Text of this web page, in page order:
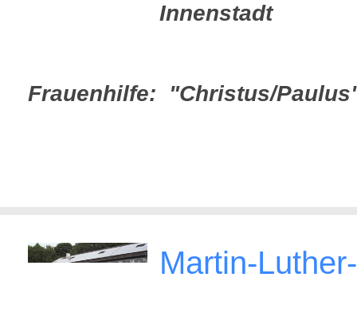
Innenstadt
Frauenhilfe: "Christus/
Martin-